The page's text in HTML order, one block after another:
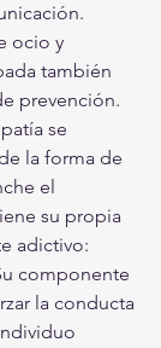
ocio y
también
prevención.
se
la forma de
el
su propia
adictivo:
componente
la conducta